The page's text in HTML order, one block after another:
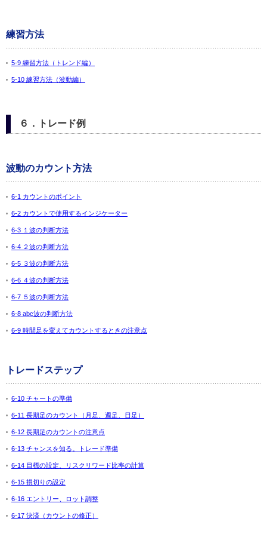
練習方法
5-9 練習方法（トレンド編）
5-10 練習方法（波動編）
６．トレード例
波動のカウント方法
6-1 カウントのポイント
6-2 カウントで使用するインジケーター
6-3 １波の判断方法
6-4 ２波の判断方法
6-5 ３波の判断方法
6-6 ４波の判断方法
6-7 ５波の判断方法
6-8 abc波の判断方法
6-9 時間足を変えてカウントするときの注意点
トレードステップ
6-10 チャートの準備
6-11 長期足のカウント（月足、週足、日足）
6-12 長期足のカウントの注意点
6-13 チャンスを知る。トレード準備
6-14 目標の設定、リスクリワード比率の計算
6-15 損切りの設定
6-16 エントリー、ロット調整
6-17 決済（カウントの修正）